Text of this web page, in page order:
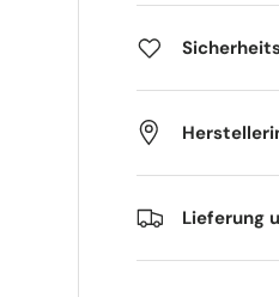
Lieferung